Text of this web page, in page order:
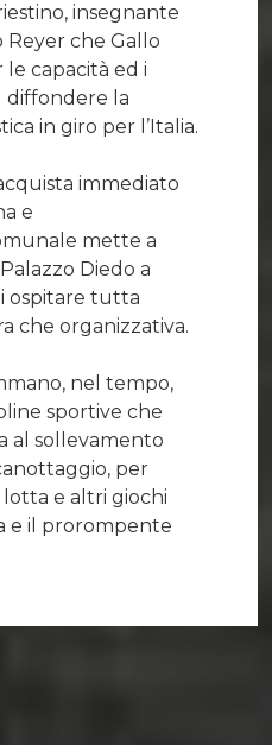
insegnante
Reyer che Gallo
le capacità ed i
la
in giro per l’Italia.
immediato
e
mette a
Diedo a
ospitare tutta
che organizzativa.
nel tempo,
sportive che
al sollevamento
per
e altri giochi
e il prorompente